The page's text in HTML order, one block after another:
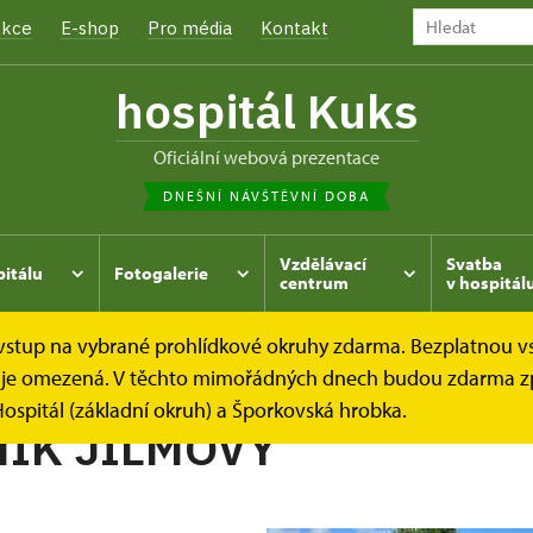
E-shop Pro média Kontakt
hospitál Kuks
oficiální webová prezentace
DNEŠNÍ NÁVŠTĚVNÍ DOBA
Fotogalerie
Vzdělávací
centrum
Svatba
v
na vybrané prohlídkové okruhy zdarma. Bezplatnou
omezená. V těchto mimořádných dnech budou zdarma
(základní okruh) a Šporkovská hrobka.
Kukský herbář - aneb co u nás roste... TUŽEBNÍK
JILMOVÝ